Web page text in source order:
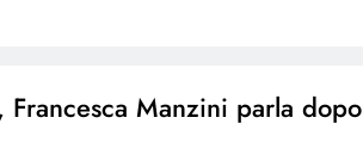
Manzini parla dopo